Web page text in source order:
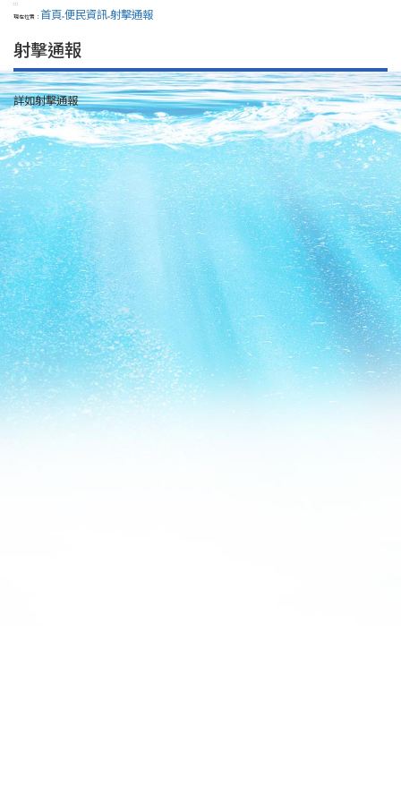
:::
現在位置： 首頁>便民資訊>射擊通報
射擊通報
詳如射擊通報